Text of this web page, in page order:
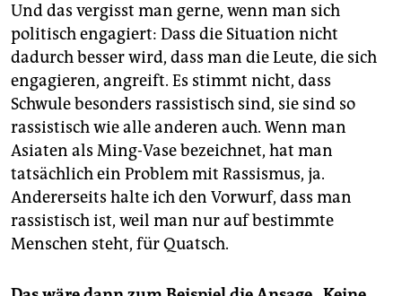
Und das vergisst man gerne, wenn man sich
politisch engagiert: Dass die Situation nicht
dadurch besser wird, dass man die Leute, die sich
engagieren, angreift. Es stimmt nicht, dass
Schwule besonders rassistisch sind, sie sind so
rassistisch wie alle anderen auch. Wenn man
Asiaten als Ming-Vase bezeichnet, hat man
tatsächlich ein Problem mit Rassismus, ja.
Andererseits halte ich den Vorwurf, dass man
rassistisch ist, weil man nur auf bestimmte
Menschen steht, für Quatsch.